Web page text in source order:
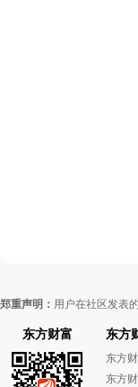
郑重声明： 用户在社区发表
东方财富 东方
东方
东方